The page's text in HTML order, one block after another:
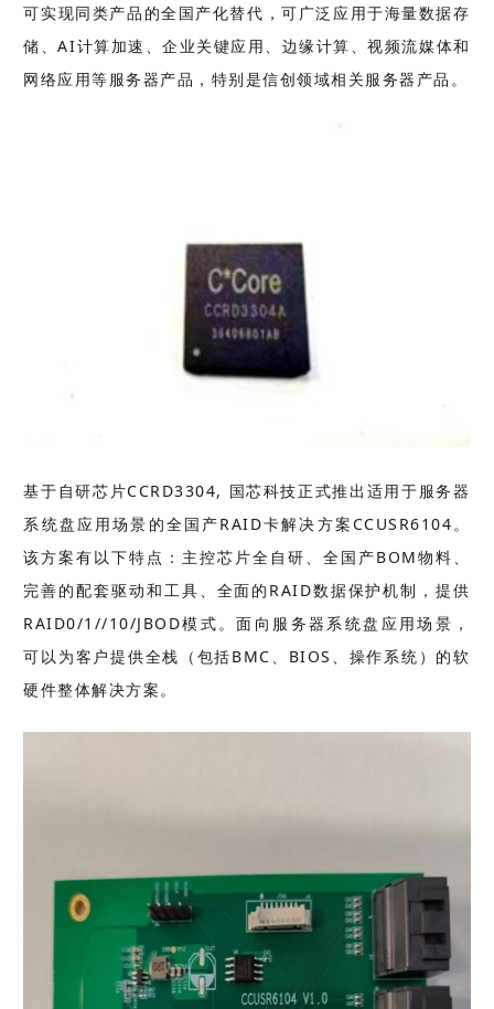
可实现同类产品的全国产化替代，可广泛应用于海量数据存
储、AI计算加速、企业关键应用、边缘计算、视频流媒体和
网络应用等服务器产品，特别是信创领域相关服务器产品。
基于自研芯片CCRD3304, 国芯科技正式推出适用于服务器
系统盘应用场景的全国产RAID卡解决方案CCUSR6104。
该方案有以下特点：主控芯片全自研、全国产BOM物料、
完善的配套驱动和工具、全面的RAID数据保护机制，提供
RAID0/1//10/JBOD模式。面向服务器系统盘应用场景，
可以为客户提供全栈（包括BMC、BIOS、操作系统）的软
硬件整体解决方案。